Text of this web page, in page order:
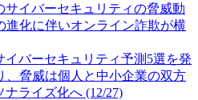
サイバーセキュリティの脅威動
化に伴いオンライン詐欺が横
イバーセキュリティ予測5選を発
脅威は個人と中小企業の双方
ライズ化へ (12/27)